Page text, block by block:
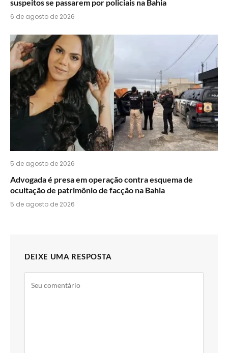
suspeitos se passarem por policiais na Bahia
6 de agosto de 2026
5 de agosto de 2026
Advogada é presa em operação contra esquema de
ocultação de patrimônio de facção na Bahia
5 de agosto de 2026
DEIXE UMA RESPOSTA